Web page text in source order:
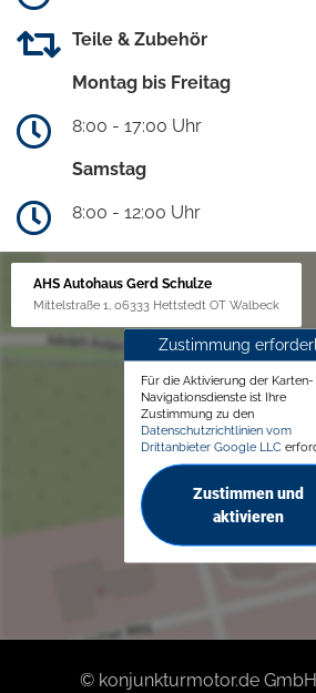
Teile & Zubehör
Montag bis Freitag
8:00 - 17:00 Uhr
Samstag
8:00 - 12:00 Uhr
AHS Autohaus Gerd Schulze
Mittelstraße 1, 06333 Hettstedt OT Walbeck
Zustimmung
Für die Aktivierung der
Navigationsdienste ist Ihre
Zustimmung zu den
Datenschutzrichtlinien vom
Drittanbieter Google LLC
Zustimmen und
aktivieren
© konjunkturmotor.de